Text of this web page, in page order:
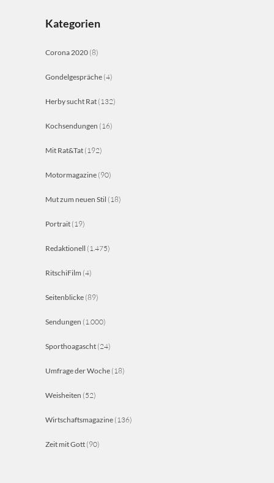
Kategorien
Corona 2020 (8)
Gondelgespräche (4)
Herby sucht Rat (132)
Kochsendungen (16)
Mit Rat&Tat (192)
Motormagazine (90)
Mut zum neuen Stil (18)
Portrait (19)
Redaktionell (1.475)
RitschiFilm (4)
Seitenblicke (89)
Sendungen (1.000)
Sporthoagascht (24)
Umfrage der Woche (18)
Weisheiten (52)
Wirtschaftsmagazine (136)
Zeit mit Gott (90)